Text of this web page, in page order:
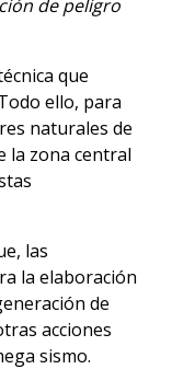
de peligro
que
ello, para
naturales de
la zona central
las
la elaboración
de
acciones
sismo.